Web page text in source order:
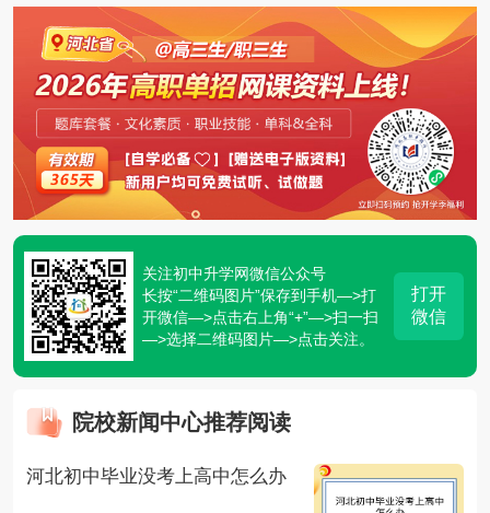
关注初中升学网微信公众号
长按“二维码图片”保存到手机—>打
开微信—>点击右上角“+”—>扫一扫
—>选择二维码图片—>点击关注。
打开
微信
院校新闻中心推荐阅读
河北初中毕业没考上高中怎么办